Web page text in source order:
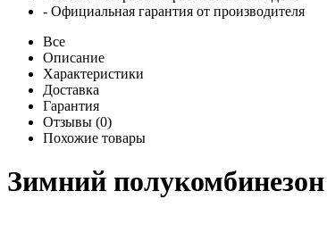
- Официальная гарантия от производителя
Все
Описание
Характеристики
Доставка
Гарантия
Отзывы (0)
Похожие товары
Зимний